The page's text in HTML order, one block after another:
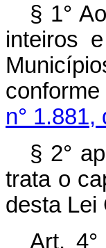
§ 1°
inteiros
n° 1.881,
§ 2°
trata o
desta Lei
Art.